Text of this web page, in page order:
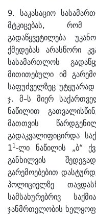
9. საკასაციო
მტკიცებას, რომ
გადაწყვეტილება
ქმედებას არასწორი
სასამართლოს
მითითებული იმ
საფუძველზეც
ჯ. მ–ს მიერ
ნაწილით
მათთვის
გადაკვალიფიცირდა
11-ლი ნაწილის „ბ“
განხილვის
გარემოებებით
პოლიციელზე
სამსახურებრივ
ჯანმრთელობის